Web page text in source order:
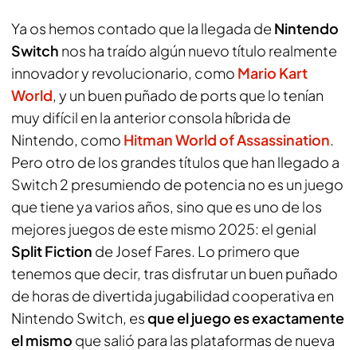
Ya os hemos contado que la llegada de Nintendo
Switch nos ha traído algún nuevo título realmente
innovador y revolucionario, como Mario Kart
World, y un buen puñado de ports que lo tenían
muy difícil en la anterior consola híbrida de
Nintendo, como Hitman World of Assassination.
Pero otro de los grandes títulos que han llegado a
Switch 2 presumiendo de potencia no es un juego
que tiene ya varios años, sino que es uno de los
mejores juegos de este mismo 2025: el genial
Split Fiction de Josef Fares. Lo primero que
tenemos que decir, tras disfrutar un buen puñado
de horas de divertida jugabilidad cooperativa en
Nintendo Switch, esque el juego es exactamente
el mismo que salió para las plataformas de nueva